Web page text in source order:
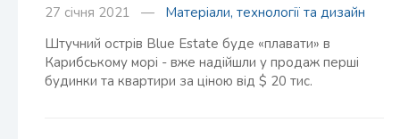
27 січня 2021 — Матеріали, технології та дизайн
Штучний острів Blue Estate буде «плавати» в
Карибському морі - вже надійшли у продаж перші
будинки та квартири за ціною від $ 20 тис.